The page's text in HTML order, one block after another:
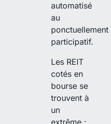
automatisé
au
ponctuellement
participatif.
Les REIT
cotés en
bourse se
trouvent à
un